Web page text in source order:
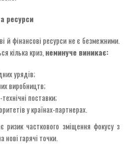
ресурси
й фінансові ресурси не є безмежними.
кілька криз, неминуче виникає:
урядів;
виробництв;
поставки;
у країнах-партнерах.
часткового зміщення фокусу з
нові гарячі точки.